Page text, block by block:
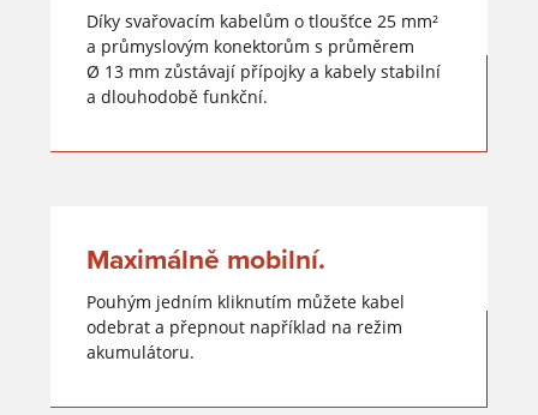
Díky svařovacím kabelům o tloušťce 25 mm²
a průmyslovým konektorům s průměrem
Ø 13 mm zůstávají přípojky a kabely stabilní
a dlouhodobě funkční.
Maximálně mobilní.
Pouhým jedním kliknutím můžete kabel
odebrat a přepnout například na režim
akumulátoru.